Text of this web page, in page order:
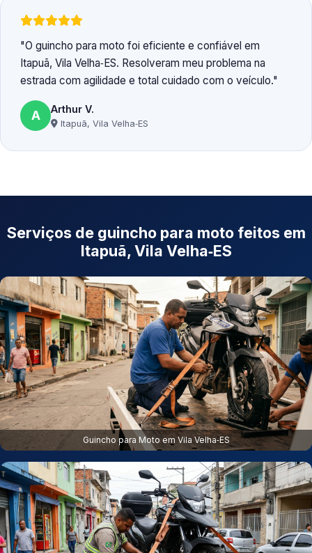
O guincho para moto foi eficiente e confiável em
Itapuã, Vila Velha‑ES. Resolveram meu problema na
estrada com agilidade e total cuidado com o veículo.
A Arthur V.
Itapuã, Vila Velha‑ES
Serviços de guincho para moto feitos em
Itapuã, Vila Velha‑ES
Guincho para Moto em Vila Velha‑ES